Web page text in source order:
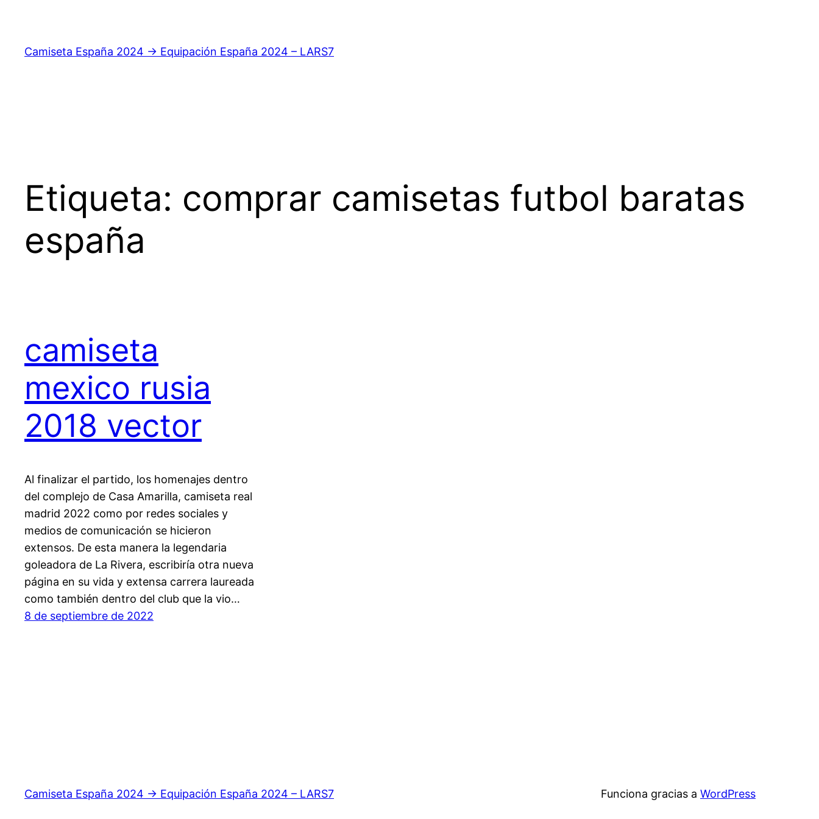
contenido
Camiseta España 2024 → Equipación España 2024 – LARS7
Etiqueta: comprar camisetas futbol baratas
españa
camiseta
mexico rusia
2018 vector
Al finalizar el partido, los homenajes dentro
del complejo de Casa Amarilla, camiseta real
madrid 2022 como por redes sociales y
medios de comunicación se hicieron
extensos. De esta manera la legendaria
goleadora de La Rivera, escribiría otra nueva
página en su vida y extensa carrera laureada
como también dentro del club que la vio…
8 de septiembre de 2022
Camiseta España 2024 → Equipación España 2024 – LARS7 Funciona gracias a WordPress